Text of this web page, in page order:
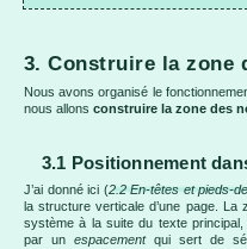
3. Construire la zone
Nous avons organisé le
nous allons construire la zone des
3.1 Positionnement
J’ai donné ici (2.2 En-têtes et pieds-
la structure verticale d’une page. La
système à la suite du texte
par un espacementqui sert de